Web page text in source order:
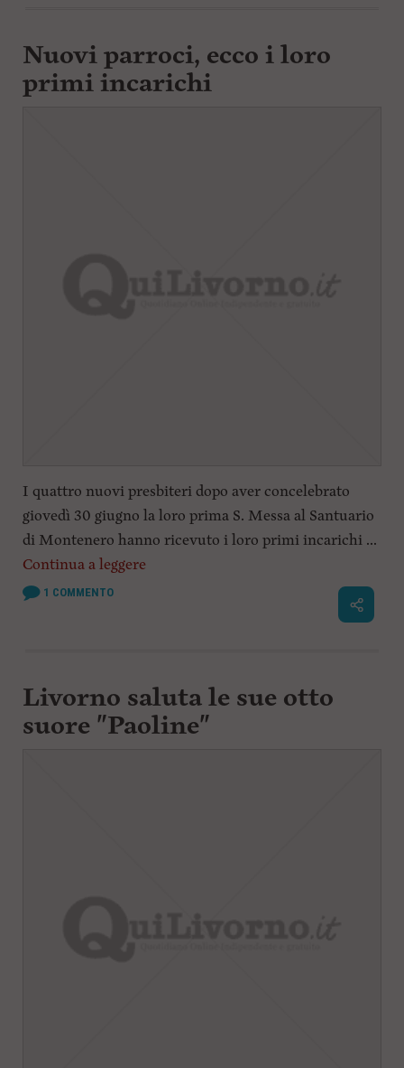
Nuovi parroci, ecco i loro
primi incarichi
I quattro nuovi presbiteri dopo aver concelebrato
giovedì 30 giugno la loro prima S. Messa al Santuario
di Montenero hanno ricevuto i loro primi incarichi ...
Continua a leggere
1 COMMENTO
Livorno saluta le sue otto
suore "Paoline"